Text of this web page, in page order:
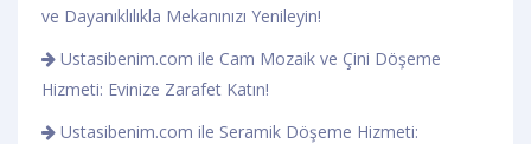
ve Dayanıklılıkla Mekanınızı Yenileyin!
Ustasibenim.com ile Cam Mozaik ve Çini Döşeme
Hizmeti: Evinize Zarafet Katın!
Ustasibenim.com ile Seramik Döşeme Hizmeti: